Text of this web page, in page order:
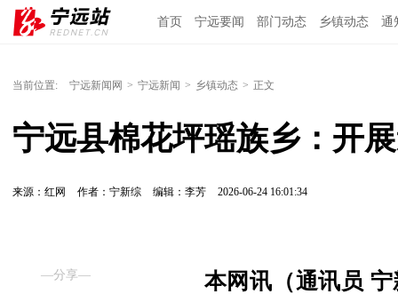
首页 宁远要闻 部门动态 乡镇动态 通
当前位置: 宁远新闻网 > 宁远新闻 > 乡镇动态 > 正文
宁远县棉花坪瑶族乡：开
来源：红网 作者：宁新综 编辑：李芳 2026-06-24 16:01:34
—分享—
本网讯（通讯员